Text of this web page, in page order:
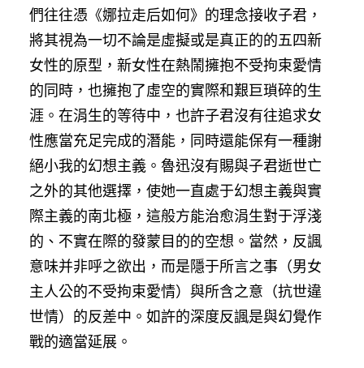
們往往憑《娜拉走后如何》的理念接收子君，
將其視為一切不論是虛擬或是真正的的五四新
女性的原型，新女性在熱鬧擁抱不受拘束愛情
的同時，也擁抱了虛空的實際和艱巨瑣碎的生
涯。在涓生的等待中，也許子君沒有往追求女
性應當充足完成的潛能，同時還能保有一種謝
絕小我的幻想主義。魯迅沒有賜與子君逝世亡
之外的其他選擇，使她一直處于幻想主義與實
際主義的南北極，這般方能治愈涓生對于浮淺
的、不實在際的發蒙目的的空想。當然，反諷
意味并非呼之欲出，而是隱于所言之事（男女
主人公的不受拘束愛情）與所含之意（抗世違
世情）的反差中。如許的深度反諷是與幻覺作
戰的適當延展。